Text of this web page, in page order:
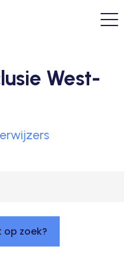
West-
op zoek?